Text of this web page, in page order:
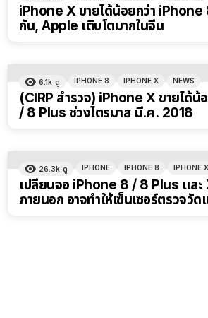
iPhone X ขายได้น้อยกว่า
กัน, Apple เติบโตมากในจีน
6.1k ดู IPHONE 8 IPHONE X NEWS
(CIRP สำรวจ) iPhone X ขายได้น้
/ 8 Plus ช่วงไตรมาส มี.ค. 2018
26.3k ดู IPHONE IPHONE 8 IPHONE X
เปลี่ยนจอ iPhone 8 / 8 Plus และ
ภายนอก อาจทำให้เซ็นเซอร์ตรวจวัด